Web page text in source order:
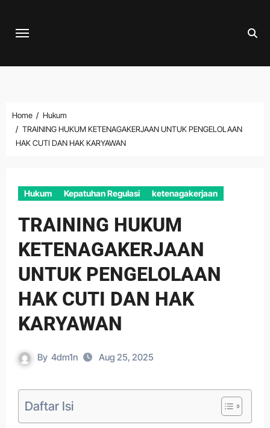
Home
Hukum
TRAINING HUKUM KETENAGAKERJAAN UNTUK PENGELOLAAN
HAK CUTI DAN HAK KARYAWAN
Hukum Kepatuhan Regulasi ketenagakerjaan
TRAINING HUKUM
KETENAGAKERJAAN
UNTUK PENGELOLAAN
HAK CUTI DAN HAK
KARYAWAN
By 4dm1n Aug 25, 2025
Daftar Isi